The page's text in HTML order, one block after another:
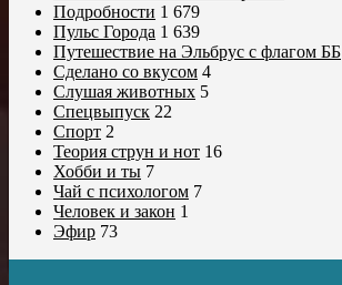
Подробности 1 679
Пульс Города 1 639
Путешествие на Эльбрус с флагом ББ
Сделано со вкусом 4
Слушая животных 5
Спецвыпуск 22
Спорт 2
Теория струн и нот 16
Хобби и ты 7
Чай с психологом 7
Человек и закон 1
Эфир 73